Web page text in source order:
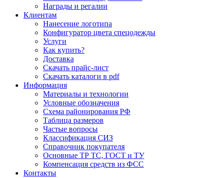
Награды и регалии
Клиентам
Нанесение логотипа
Конфигуратор цвета спецодежды
Услуги
Как купить?
Доставка
Скачать прайс-лист
Скачать каталоги в pdf
Информация
Материалы и технологии
Условные обозначения
Схема районирования РФ
Таблица размеров
Частые вопросы
Классификация СИЗ
Справочник покупателя
Основные ТР ТС, ГОСТ и ТУ
Компенсация средств из ФСС
Контакты